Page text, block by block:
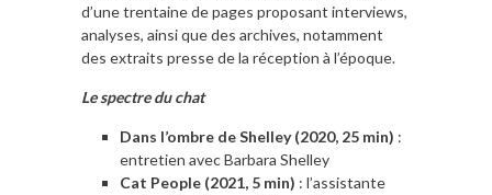
d’une trentaine de pages proposant interviews,
analyses, ainsi que des archives, notamment
des extraits presse de la réception à l’époque.
Le spectre du chat
Dans l’ombre de Shelley (2020, 25 min) :
entretien avec Barbara Shelley
Cat People (2021, 5 min) : l’assistante